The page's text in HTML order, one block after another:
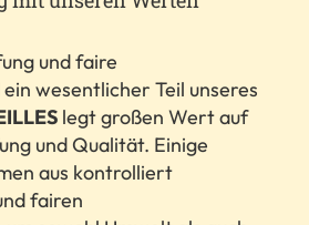
not
the
visitor.
The
website
owner
needs
not
to
the
visitor.
The
website
owner
und faire
wesentlicher Teil unseres
legt großen Wert auf
und Qualität. Einige
aus kontrolliert
fairen